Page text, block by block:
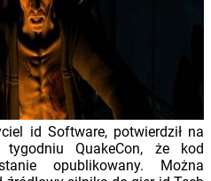
id Software, potwierdził na
QuakeCon, że kod
opublikowany. Można